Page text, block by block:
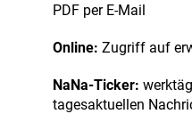
PDF per E-Mail
Online: Zugriff auf
NaNa-Ticker:
tagesaktuellen